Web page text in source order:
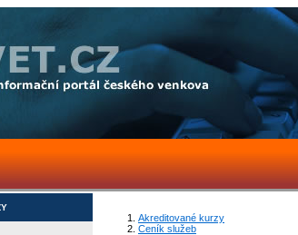
Akreditované kurzy
Ceník služeb